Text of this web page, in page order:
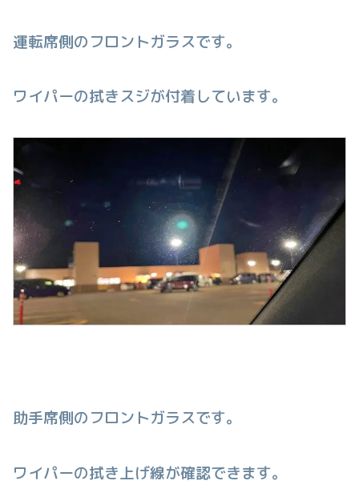
運転席側のフロントガラスです。
ワイパーの拭きスジが付着しています。
助手席側のフロントガラスです。
ワイパーの拭き上げ線が確認できます。